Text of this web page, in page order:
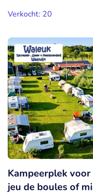
Verkocht: 20
Kampeerplek
jeu de boules of